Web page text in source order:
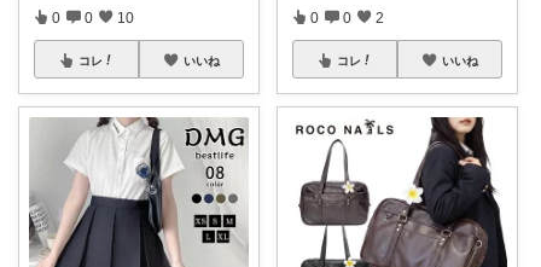
0 0 10
コレ いいね
0 0 2
コレ いいね